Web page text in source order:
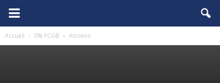
FCGB.net
Accueil 0% FCGB Anciens